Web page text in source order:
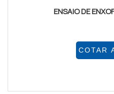
ENSAIO DE
COTAR